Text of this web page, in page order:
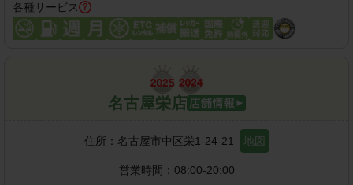
各種サービス
名古屋栄店
住所： 名古屋市中区栄1-24-21 地図
営業時間： 08:00-20:00